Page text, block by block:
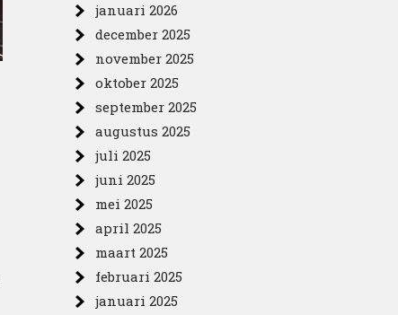
januari 2026
december 2025
november 2025
oktober 2025
september 2025
augustus 2025
juli 2025
juni 2025
mei 2025
april 2025
maart 2025
februari 2025
januari 2025